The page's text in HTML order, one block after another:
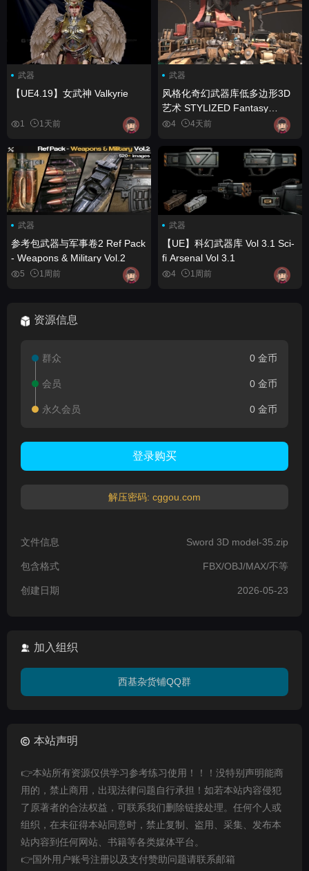
武器
【UE4.19】女武神 Valkyrie
1 1天前
武器
风格化奇幻武器库低多边形3D
艺术 STYLIZED Fantasy
Armory - Low Poly 3D Art
4 4天前
武器
参考包武器与军事卷2 Ref Pack
- Weapons & Military Vol.2
5 1周前
武器
【UE】科幻武器库 Vol 3.1 Sci-
fi Arsenal Vol 3.1
4 1周前
资源信息
群众 0 金币
会员 0 金币
永久会员 0 金币
登录购买
解压密码: cggou.com
文件信息 Sword 3D model-35.zip
包含格式 FBX/OBJ/MAX/不等
创建日期 2026-05-23
加入组织
西基杂货铺QQ群
本站声明
👉本站所有资源仅供学习参考练习使用！！！没特别声明能商
用的，禁止商用，出现法律问题自行承担！如若本站内容侵犯
了原著者的合法权益，可联系我们删除链接处理。任何个人或
组织，在未征得本站同意时，禁止复制、盗用、采集、发布本
站内容到任何网站、书籍等各类媒体平台。
👉国外用户账号注册以及支付赞助问题请联系邮箱